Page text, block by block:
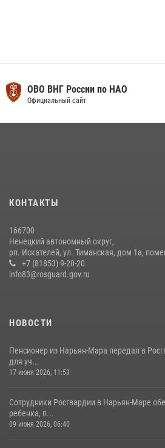
ОВО ВНГ России по НАО
Официальный сайт
КОНТАКТЫ
166700
Ненецкий автономный округ,
рп. Искателей, ул. Тиманская, дом 1а,
+7 (81853) 9-20-20
info83@rosguard.gov.ru
НОВОСТИ
Пенсионер из Нарьян-Мара передал в
для уч...
17 июня 2026, 11:53
Сотрудники Росгвардии в Нарьян-Маре
ребенка, п...
09 июня 2026, 06:40